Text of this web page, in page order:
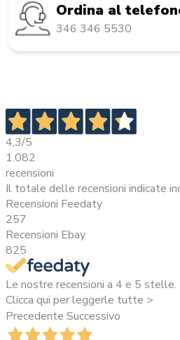
Ordina al
346 346 5530
4,3/5
1.082
recensioni
Il totale delle recensioni indicate
Recensioni Feedaty
257
Recensioni Ebay
825
Le nostre recensioni a 4 e 5 stelle.
Clicca qui per leggerle tutte >
Precedente Successivo